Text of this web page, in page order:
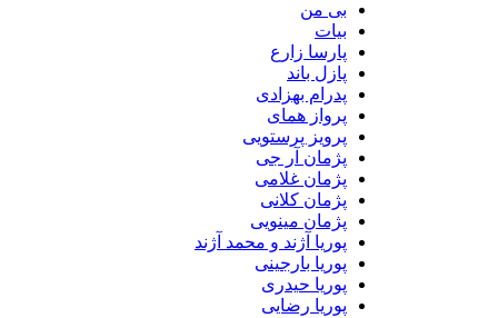
پارسا زارع
پازل باند
پدرام بهزادی
پرواز همای
پرویز پرستویی
پژمان آر جی
پژمان غلامی
پژمان کلانی
پژمان مینویی
پوریا آژند و محمد آژند
پوریا بارجینی
پوریا حیدری
پوریا رضایی